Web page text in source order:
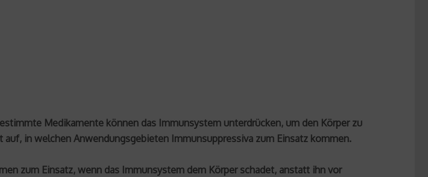
Medikamente können das Immunsystem unterdrücken, um den Körper zu
in welchen Anwendungsgebieten Immunsuppressiva zum Einsatz kommen.
zum Einsatz, wenn das Immunsystem dem Körper schadet, anstatt ihn vor